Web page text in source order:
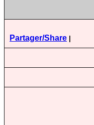
Partager/Share